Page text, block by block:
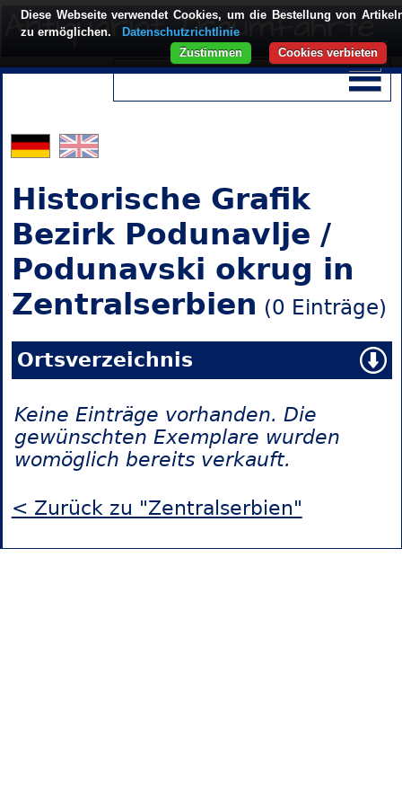
Historische Grafik
Bezirk Podunavlje /
Podunavski okrug in
Zentralserbien (0 Einträge)
Ortsverzeichnis
Keine Einträge vorhanden. Die
gewünschten Exemplare wurden
womöglich bereits verkauft.
< Zurück zu "Zentralserbien"
Diese Webseite verwendet Cookies, um die Bestellung von
zu ermöglichen.
Datenschutzrichtlinie
Cookies verbieten
Zustimmen